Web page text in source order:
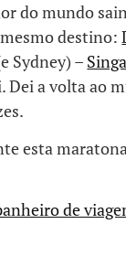
do mundo
destino:
Sydney) –
Dei a volta ao
esta
de